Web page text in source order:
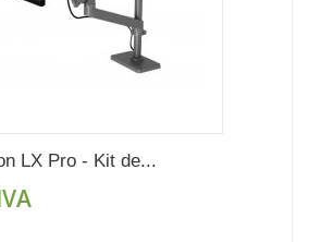
LX Pro - Kit de...